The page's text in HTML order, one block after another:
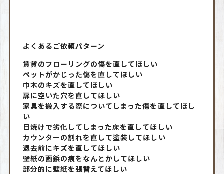
よくあるご依頼パターン
賃貸のフローリングの傷を直してほしい
ペットがかじった傷を直してほしい
巾木のキズを直してほしい
扉に空いた穴を直してほしい
家具を搬入する際についてしまった傷を直してほし
い
日焼けで劣化してしまった床を直してほしい
カウンターの割れを直して塗装してほしい
退去前にキズを直してほしい
壁紙の画鋲の痕をなんとかしてほしい
部分的に壁紙を張替えてほしい